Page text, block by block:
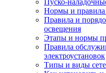
Пуско-
Нормы и правила
Правила и
освещения
Этапы и нормы
Правила
электроустановок
Типы и виды